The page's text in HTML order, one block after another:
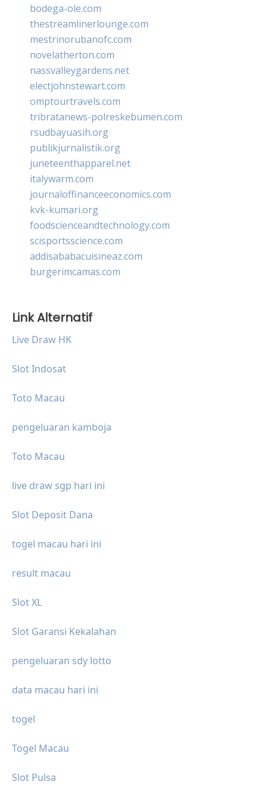
bodega-ole.com
thestreamlinerlounge.com
mestrinorubanofc.com
novelatherton.com
nassvalleygardens.net
electjohnstewart.com
omptourtravels.com
tribratanews-polreskebumen.com
rsudbayuasih.org
publikjurnalistik.org
juneteenthapparel.net
italywarm.com
journaloffinanceeconomics.com
kvk-kumari.org
foodscienceandtechnology.com
scisportsscience.com
addisababacuisineaz.com
burgerimcamas.com
Link Alternatif
Live Draw HK
Slot Indosat
Toto Macau
pengeluaran kamboja
Toto Macau
live draw sgp hari ini
Slot Deposit Dana
togel macau hari ini
result macau
Slot XL
Slot Garansi Kekalahan
pengeluaran sdy lotto
data macau hari ini
togel
Togel Macau
Slot Pulsa